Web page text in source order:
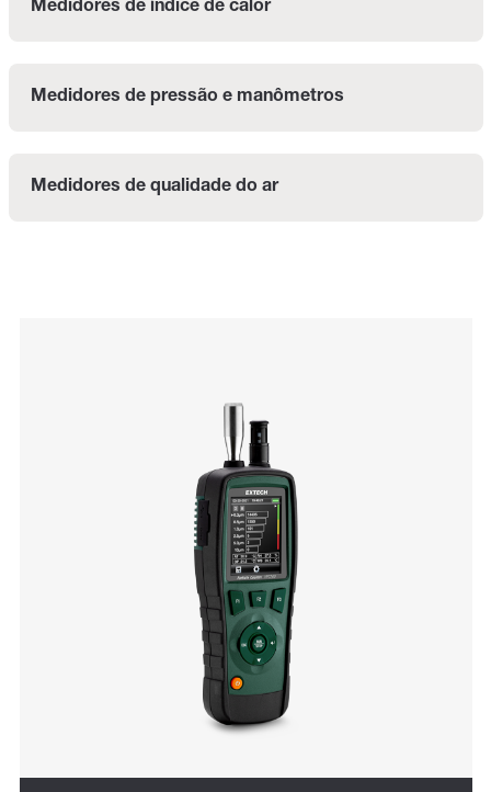
Medidores de índice de calor
Medidores de pressão e manômetros
Medidores de qualidade do ar